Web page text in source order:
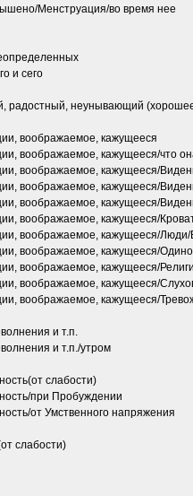
Менструация/во время нее
и сего
неунывающий (хорошее
воображаемое, кажущееся
воображаемое, кажущееся/что
воображаемое, кажущееся/
воображаемое, кажущееся/
кажущееся/
кажущееся/
воображаемое, кажущееся/Люди/
воображаемое, кажущееся/
воображаемое, кажущееся/
воображаемое, кажущееся/
воображаемое, кажущееся/
и т.п.
и т.п./утром
слабости)
при Пробуждении
от Умственного напряжения
слабости)